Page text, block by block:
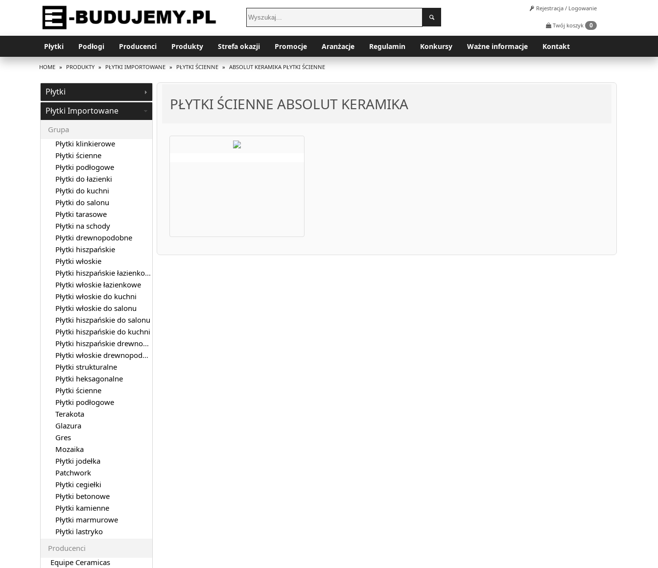
Rejestracja / Logowanie
Twój koszyk 0
Płytki Podłogi Producenci Produkty Strefa okazji Promocje Aranżacje Regulamin Konkursy Ważne informacje Kontakt
HOME » PRODUKTY » PŁYTKI IMPORTOWANE » PŁYTKI ŚCIENNE » ABSOLUT KERAMIKA PŁYTKI ŚCIENNE
PŁYTKI ŚCIENNE ABSOLUT KERAMIKA
Płytki
Płytki Importowane
Grupa
Płytki klinkierowe
Płytki ścienne
Płytki podłogowe
Płytki do łazienki
Płytki do kuchni
Płytki do salonu
Płytki tarasowe
Płytki na schody
Płytki drewnopodobne
Płytki hiszpańskie
Płytki włoskie
Płytki hiszpańskie łazienkowe
Płytki włoskie łazienkowe
Płytki włoskie do kuchni
Płytki włoskie do salonu
Płytki hiszpańskie do salonu
Płytki hiszpańskie do kuchni
Płytki hiszpańskie drewnopodobne
Płytki włoskie drewnopodobne
Płytki strukturalne
Płytki heksagonalne
Płytki ścienne
Płytki podłogowe
Terakota
Glazura
Gres
Mozaika
Płytki jodełka
Patchwork
Płytki cegiełki
Płytki betonowe
Płytki kamienne
Płytki marmurowe
Płytki lastryko
Producenci
Equipe Ceramicas